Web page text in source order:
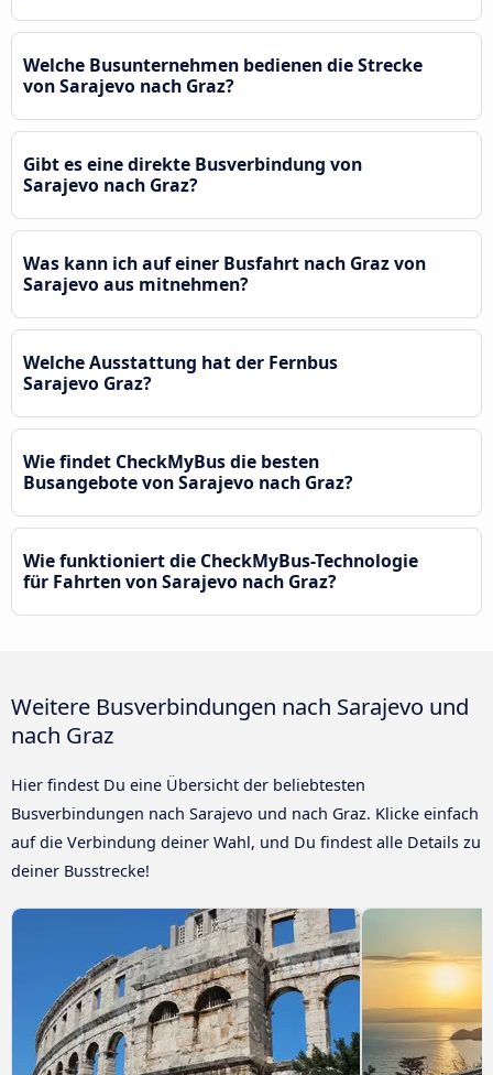
Welche Busunternehmen bedienen die Strecke
von Sarajevo nach Graz?
Gibt es eine direkte Busverbindung von
Sarajevo nach Graz?
Was kann ich auf einer Busfahrt nach Graz von
Sarajevo aus mitnehmen?
Welche Ausstattung hat der Fernbus
Sarajevo Graz?
Wie findet CheckMyBus die besten
Busangebote von Sarajevo nach Graz?
Wie funktioniert die CheckMyBus-Technologie
für Fahrten von Sarajevo nach Graz?
Weitere Busverbindungen nach Sarajevo und
nach Graz
Hier findest Du eine Übersicht der beliebtesten
Busverbindungen nach Sarajevo und nach Graz. Klicke einfach
auf die Verbindung deiner Wahl, und Du findest alle Details zu
deiner Busstrecke!